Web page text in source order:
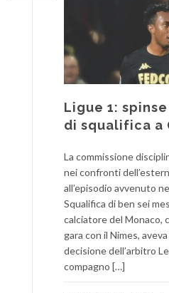
Ligue 1:
di squalifica a
La commissione
nei confronti
all’episodio avvenuto
Squalifica di ben sei
calciatore del Monaco,
gara con il Nimes,
decisione dell’arbitro
compagno […]